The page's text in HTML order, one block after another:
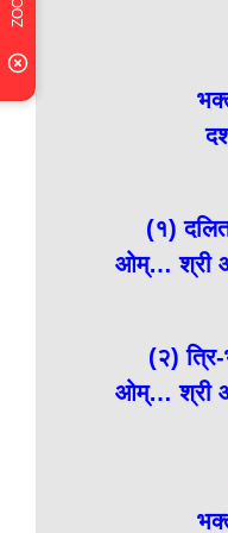
(१)
ओम्… श्री
(२)
ओम्… श्री